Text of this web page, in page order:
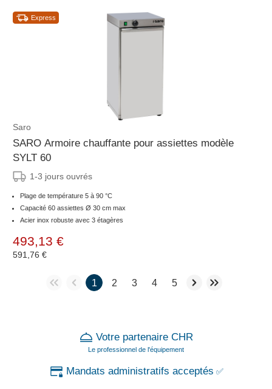
Express
Saro
SARO Armoire chauffante pour assiettes modèle
SYLT 60
1-3 jours ouvrés
Plage de température 5 à 90 °C
Capacité 60 assiettes Ø 30 cm max
Acier inox robuste avec 3 étagères
493,13 €
591,76 €
1 2 3 4 5
Votre partenaire CHR
Le professionnel de l'équipement
Mandats administratifs acceptés ✅